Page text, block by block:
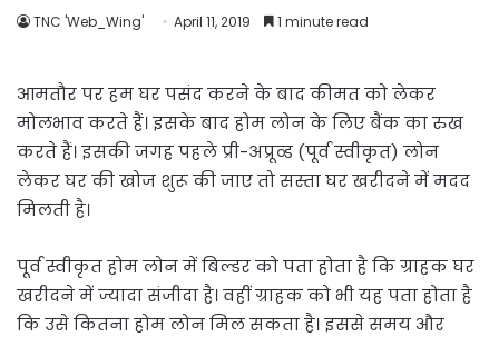
TNC 'Web_Wing' April 11, 2019 1 minute read
आमतौर पर हम घर पसंद करने के बाद कीमत को लेकर
मोलभाव करते हैं। इसके बाद होम लोन के लिए बैंक का रुख
करते हैं। इसकी जगह पहले प्री-अप्रूव्ड (पूर्व स्वीकृत) लोन
लेकर घर की खोज शुरू की जाए तो सस्ता घर खरीदने में मदद
मिलती है।
पूर्व स्वीकृत होम लोन में बिल्डर को पता होता है कि ग्राहक घर
खरीदने में ज्यादा संजीदा है। वहीं ग्राहक को भी यह पता होता है
कि उसे कितना होम लोन मिल सकता है। इससे समय और